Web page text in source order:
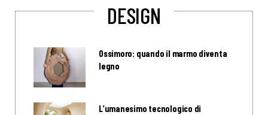
DESIGN
Ossimoro: quando il marmo diventa
legno
L’umanesimo tecnologico di